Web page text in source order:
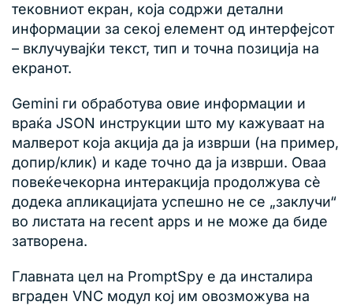
тековниот екран, која содржи детални
информации за секој елемент од интерфејсот
– вклучувајќи текст, тип и точна позиција на
екранот.
Gemini ги обработува овие информации и
враќа JSON инструкции што му кажуваат на
малверот која акција да ја изврши (на пример,
допир/клик) и каде точно да ја изврши. Оваа
повеќечекорна интеракција продолжува сè
додека апликацијата успешно не се „заклучи“
во листата на recent apps и не може да биде
затворена.
Главната цел на PromptSpy е да инсталира
вграден VNC модул кој им овозможува на